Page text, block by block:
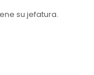
su jefatura.